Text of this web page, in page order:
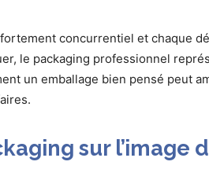
concurrentiel et chaque
le packaging professionnel
un emballage bien pensé peut
sur l’image